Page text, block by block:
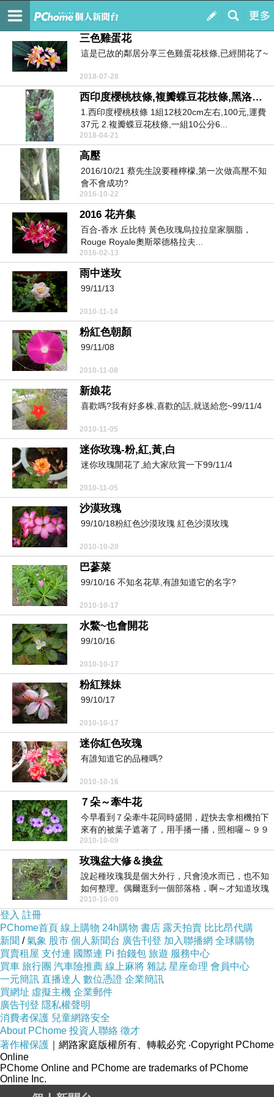
我的
訂閱
夜貓子蓮館
三色雞蛋花
這是已故的鄰居分享三色雞蛋花枝條,已經開花了~
2018-07-28
西印度櫻桃枝條,複瓣蝶豆花枝條,黑洛神花苗,金銀花枝條,金銀花4吋盆
1.西印度櫻桃枝條 1組12枝20cm左右,100元,運費
37元 2.複瓣蝶豆花枝條,一組10公分6...
2018-04-21
高壓
2016/10/21 蔡先生說要種檸檬,第一次做高壓不知
會不會成功?
2016-10-22
2016 花卉集
百合-香水 丘比特 黃色玫瑰烏拉拉皇家胭脂，
Rouge Royale奧斯翠德格拉夫...
2016-02-13
雨中迷玫
99/11/13
2010-11-14
粉紅色朝顏
99/11/08
2010-11-08
新娘花
喜歡嗎?我有好多株,喜歡的話,就送給您~99/11/4
2010-11-05
迷你玫瑰-粉,紅,黃,白
迷你玫瑰開花了,給大家欣賞一下99/11/4
2010-11-05
沙漠玫瑰
99/10/18粉紅色沙漠玫瑰 紅色沙漠玫瑰
2010-10-20
巴蔘菜
99/10/16 不知名花草,有誰知道它的名字?
2010-10-17
水鱉~也會開花
99/10/16
2010-10-17
粉紅辣妹
99/10/17
2010-10-17
迷你紅色玫瑰
有誰知道它的品種嗎?
2010-10-16
７朵～牽牛花
今早看到７朵牽牛花同時盛開，趕快去拿相機拍下
來有的被葉子遮著了，用手播一播，照相囉～９９
／１０／０９
2010-10-09
玫瑰盆大修＆換盆
說起種玫瑰我是個大外行，只會澆水而已，也不知
如何整理。偶爾逛到一個部落格，啊～才知道玫瑰
也要修剪，我...
2010-10-09
登入 註冊
PChome首頁 線上購物 24h購物 書店 露天拍賣 比比昂代購
新聞 /氣象 股市 個人新聞台 廣告刊登 加入聯播網 全球購物
買賣租屋 支付連 國際連 Pi 拍錢包 旅遊 服務中心
買車 旅行團 汽車險推薦 線上麻將 雜誌 星座命理 會員中心
一元簡訊 直播達人 數位憑證 企業簡訊
買網址 虛擬主機 企業郵件
廣告刊登 隱私權聲明
消費者保護 兒童網路安全
About PChome 投資人聯絡 徵才
著作權保護 ｜網路家庭版權所有、轉載必究 ‧Copyright PChome
Online
PChome Online and PChome are trademarks of PChome
Online Inc.